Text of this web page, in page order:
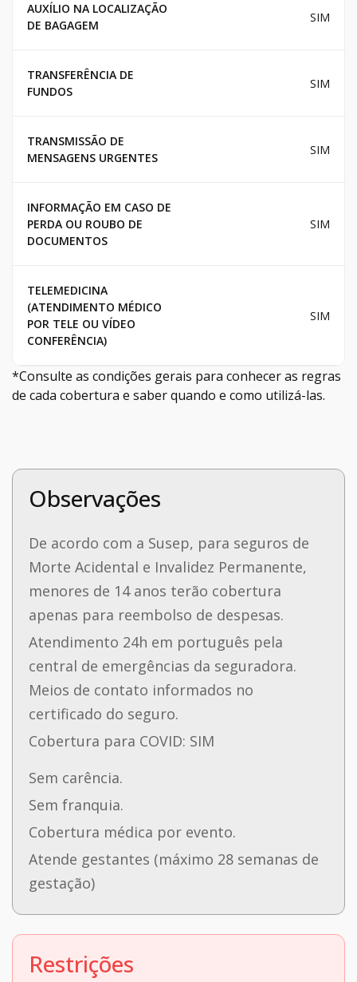
AUXÍLIO NA LOCALIZAÇÃO
DE BAGAGEM
SIM
TRANSFERÊNCIA DE
FUNDOS
SIM
TRANSMISSÃO DE
MENSAGENS URGENTES
SIM
INFORMAÇÃO EM CASO DE
PERDA OU ROUBO DE
DOCUMENTOS
SIM
TELEMEDICINA
(ATENDIMENTO MÉDICO
POR TELE OU VÍDEO
CONFERÊNCIA)
SIM
*Consulte as condições gerais para conhecer as regras
de cada cobertura e saber quando e como utilizá-las.
Observações
De acordo com a Susep, para seguros de
Morte Acidental e Invalidez Permanente,
menores de 14 anos terão cobertura
apenas para reembolso de despesas.
Atendimento 24h em português pela
central de emergências da seguradora.
Meios de contato informados no
certificado do seguro.
Cobertura para COVID: SIM
Sem carência.
Sem franquia.
Cobertura médica por evento.
Atende gestantes (máximo 28 semanas de
gestação)
Restrições